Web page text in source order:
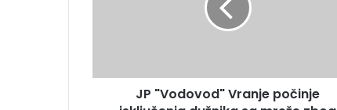
JP "Vodovod" Vranje počinje